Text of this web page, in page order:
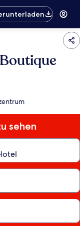
sehen